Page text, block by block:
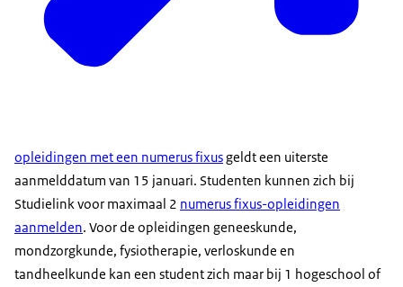
opleidingen met een numerus fixusgeldt een uiterste
aanmelddatum van 15 januari. Studenten kunnen zich bij
Studielink voor maximaal 2 numerus fixus-opleidingen
aanmelden. Voor de opleidingen geneeskunde,
mondzorgkunde, fysiotherapie, verloskunde en
tandheelkunde kan een student zich maar bij 1 hogeschool of